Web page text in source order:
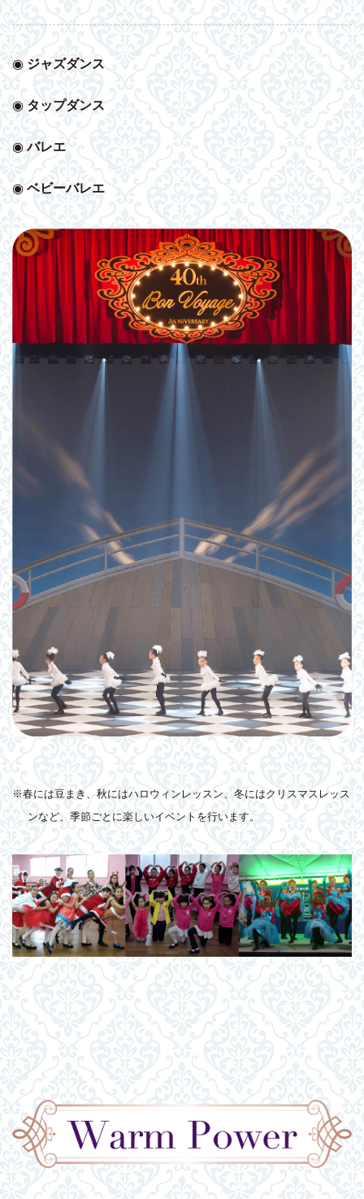
◉ ジャズダンス
◉ タップダンス
◉バレエ
◉ベビーバレエ
※春には豆まき、秋にはハロウィンレッスン、冬にはクリスマスレッス
ンなど、季節ごとに楽しいイベントを行います。